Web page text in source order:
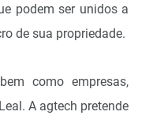
podem ser unidos a
de sua propriedade.
como empresas,
A agtech pretende